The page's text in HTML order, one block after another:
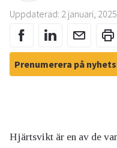
Uppdaterad: 2 januari, 2025
Prenumerera på
Hjärtsvikt är en av de